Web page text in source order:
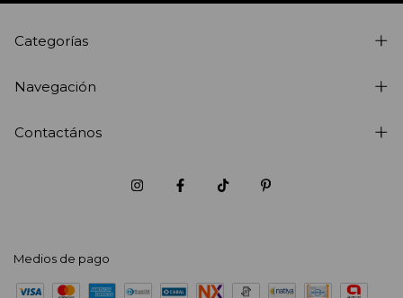
Categorías
Navegación
Contactános
Medios de pago